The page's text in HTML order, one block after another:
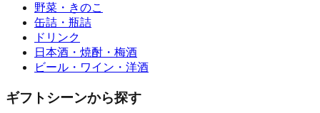
野菜・きのこ
缶詰・瓶詰
ドリンク
日本酒・焼酎・梅酒
ビール・ワイン・洋酒
ギフトシーンから探す